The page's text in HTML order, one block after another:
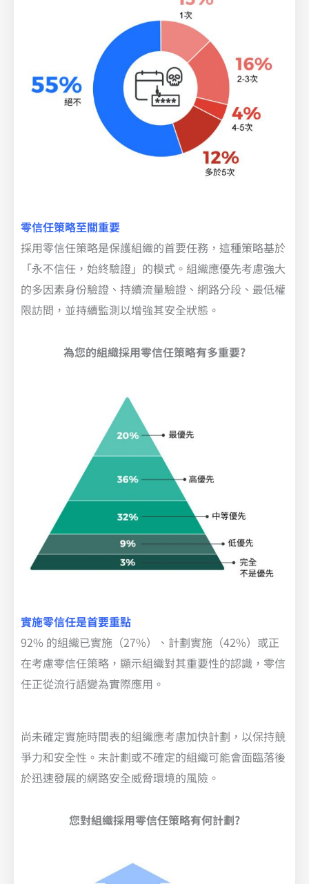
零信任策略至關重要
採用零信任策略是保護組織的首要任務，這種策略基於
「永不信任，始終驗證」的模式。組織應優先考慮強大
的多因素身份驗證、持續流量驗證、網路分段、最低權
限訪問，並持續監測以增強其安全狀態。
為您的組織採用零信任策略有多重要?
實施零信任是首要重點
92% 的組織已實施（27%）、計劃實施（42%）或正
在考慮零信任策略，顯示組織對其重要性的認識，零信
任正從流行語變為實際應用。
尚未確定實施時間表的組織應考慮加快計劃，以保持競
爭力和安全性。未計劃或不確定的組織可能會面臨落後
於迅速發展的網路安全威脅環境的風險。
您對組織採用零信任策略有何計劃?